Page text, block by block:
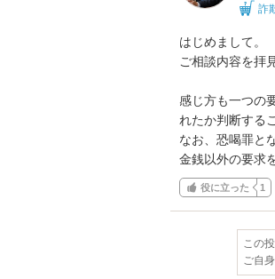
詐
はじめまして。
ご相談内容を拝
感じ方も一つの
れたか判断する
なお、恐喝罪と
金銭以外の要求
役に立った 1
この
ご自